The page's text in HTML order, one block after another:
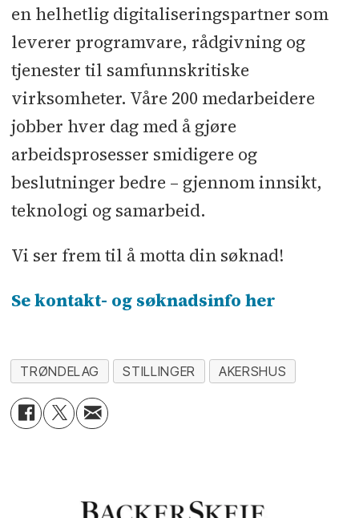
en helhetlig digitaliseringspartner som
leverer programvare, rådgivning og
tjenester til samfunnskritiske
virksomheter. Våre 200 medarbeidere
jobber hver dag med å gjøre
arbeidsprosesser smidigere og
beslutninger bedre – gjennom innsikt,
teknologi og samarbeid.
Vi ser frem til å motta din søknad!
Se kontakt- og søknadsinfo her
TRØNDELAG STILLINGER AKERSHUS